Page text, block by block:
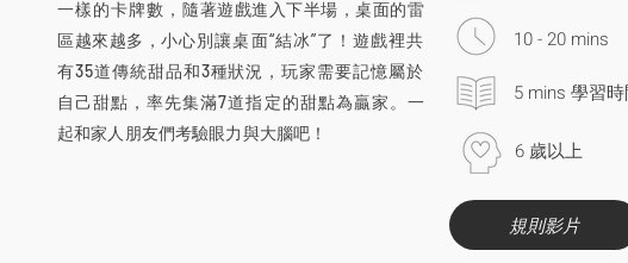
一樣的卡牌數，隨著遊戲進入下半場，桌面的雷
區越來越多，小心別讓桌面“結冰”了！遊戲裡共
有35道傳統甜品和3種狀況，玩家需要記憶屬於
自己甜點，率先集滿7道指定的甜點為贏家。 一
起和家人朋友們考驗眼力與大腦吧！
10 - 20 mins
5 mins 學習
6 歲以上
規則影片